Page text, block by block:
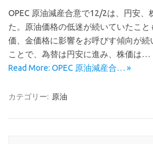
OPEC 原油減産合意で12/2は、円安、
た。原油価格の低迷が続いていたこ
価、金価格に影響をお呼びす傾向が
ことで、為替は円安に進み、株価は…
Read More: OPEC 原油減産合… »
カテゴリー: 原油